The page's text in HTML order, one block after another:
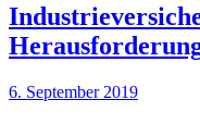
6. September 2019